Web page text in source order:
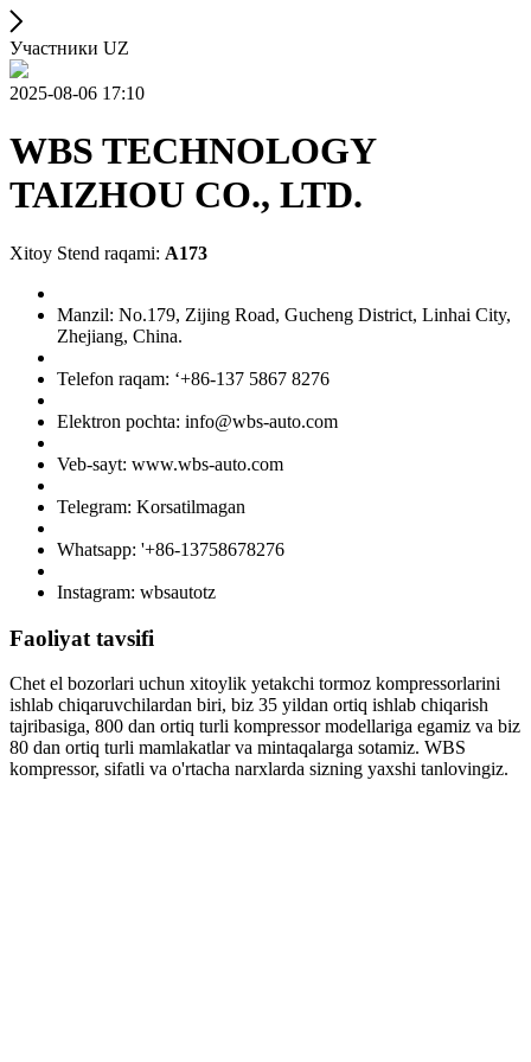
Участники UZ
2025-08-06 17:10
WBS TECHNOLOGY
TAIZHOU CO., LTD.
Xitoy Stend raqami: A173
Manzil: No.179, Zijing Road, Gucheng District, Linhai City,
Zhejiang, China.
Telefon raqam: ‘+86-137 5867 8276
Elektron pochta: info@wbs-auto.com
Veb-sayt: www.wbs-auto.com
Telegram: Korsatilmagan
Whatsapp: '+86-13758678276
Instagram: wbsautotz
Faoliyat tavsifi
Chet el bozorlari uchun xitoylik yetakchi tormoz kompressorlarini
ishlab chiqaruvchilardan biri, biz 35 yildan ortiq ishlab chiqarish
tajribasiga, 800 dan ortiq turli kompressor modellariga egamiz va biz
80 dan ortiq turli mamlakatlar va mintaqalarga sotamiz. WBS
kompressor, sifatli va o'rtacha narxlarda sizning yaxshi tanlovingiz.